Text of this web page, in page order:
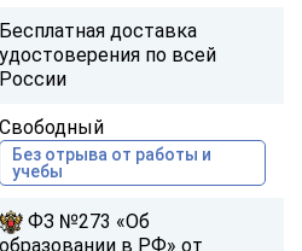
Бесплатная доставка
удостоверения по всей
России
Свободный
Без отрыва от работы и
учебы
ФЗ №273 «Об
образовании в РФ» от